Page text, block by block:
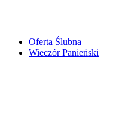
Oferta Ślubna
Wieczór Panieński